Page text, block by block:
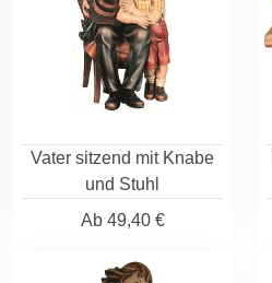
Vater sitzend mit Knabe
und Stuhl
Ab49,40 €